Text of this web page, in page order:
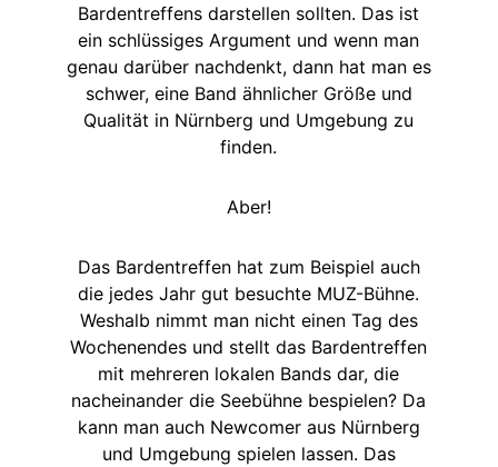
Bardentreffens darstellen sollten. Das ist
ein schlüssiges Argument und wenn man
genau darüber nachdenkt, dann hat man es
schwer, eine Band ähnlicher Größe und
Qualität in Nürnberg und Umgebung zu
finden.
Aber!
Das Bardentreffen hat zum Beispiel auch
die jedes Jahr gut besuchte MUZ-Bühne.
Weshalb nimmt man nicht einen Tag des
Wochenendes und stellt das Bardentreffen
mit mehreren lokalen Bands dar, die
nacheinander die Seebühne bespielen? Da
kann man auch Newcomer aus Nürnberg
und Umgebung spielen lassen. Das